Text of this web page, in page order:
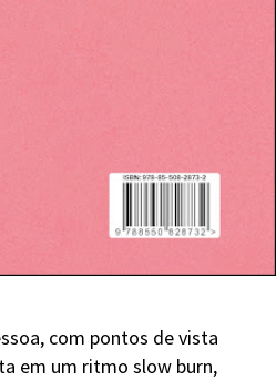
com pontos de vista
em um ritmo slow burn,